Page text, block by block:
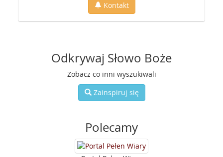
Kontakt
Odkrywaj Słowo Boże
Zobacz co inni wyszukiwali
Zainspiruj się
Polecamy